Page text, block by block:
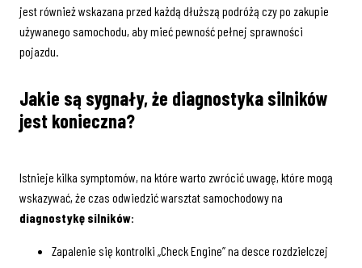
jest również wskazana przed każdą dłuższą podróżą czy po zakupie
używanego samochodu, aby mieć pewność pełnej sprawności
pojazdu.
Jakie są sygnały, że diagnostyka silników
jest konieczna?
Istnieje kilka symptomów, na które warto zwrócić uwagę, które mogą
wskazywać, że czas odwiedzić warsztat samochodowy na
diagnostykę silników:
Zapalenie się kontrolki „Check Engine” na desce rozdzielczej